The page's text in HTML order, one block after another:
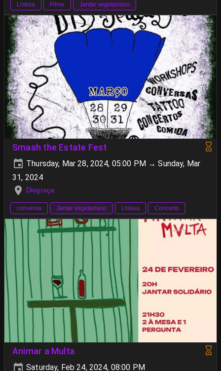
Lisboa Filme Jantar vegetariano
Smash the Estate Fest
Thursday, Mar 28, 2024, 05:00 PM → Sunday, Mar
31, 2024
Disgraça
conversa Jantar vegetariano Lisboa Concerto
Animar a Multa
Saturday, Feb 24, 2024, 08:00 PM